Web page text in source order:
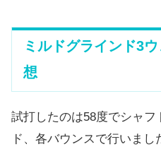
ミルドグラインド3
想
試打したのは58度でシャ
ド、 各バウンスで行いまし